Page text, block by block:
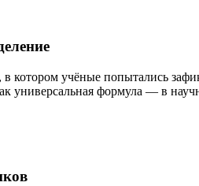
учёные попытались
универсальная формула — в